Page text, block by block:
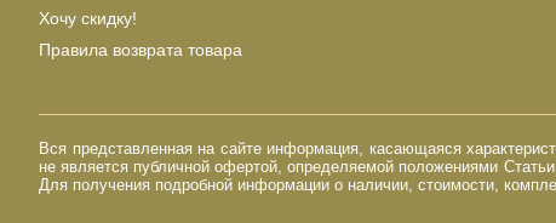
Хочу скидку!
Правила возврата товара
Вся представленная на сайте информация, касающаяся
не является публичной офертой, определяемой положениями
Для получения подробной информации о наличии, стоимости,